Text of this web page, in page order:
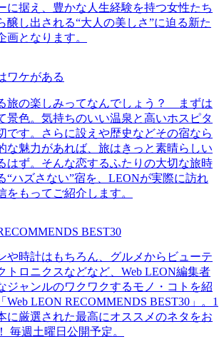
に据え、豊かな人生経験を持つ女性たち
醸し出される“大人の美しさ”に迫る新た
画となります。
ワケがある
旅の楽しみってなんでしょう？ まずは
景色。気持ちのいい温泉と高いホスピタ
です。さらに設えや歴史などその宿なら
な魅力があれば、旅はきっと素晴らしい
はず。そんな恋するふたりの大切な旅時
“ハズさない”宿を、LEONが実際に訪れ
をもってご紹介します。
BEST30
や時計はもちろん、グルメからビューテ
トロニクスなどなど、Web LEON編集者
ジャンルのワクワクするモノ・コトを紹
Web LEON RECOMMENDS BEST30」。1
に厳選された最高にオススメのネタをお
毎週土曜日公開予定。